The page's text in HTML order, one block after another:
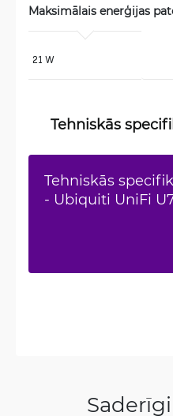
Maksimālais enerģijas
21 W
Tehniskās
Tehniskās
- Ubiquiti UniFi